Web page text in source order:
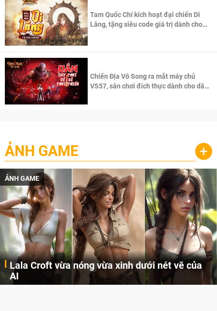
Tam Quốc Chí kích hoạt đại chiến Di
Lăng, tặng siêu code giá trị dành cho
Chiến Địa Vô Song ra mắt máy chủ
VS57, sân chơi đích thực dành cho dân
ẢNH GAME +
ẢNH GAME
Lala Croft vừa nóng vừa xinh dưới nét vẽ của
AI